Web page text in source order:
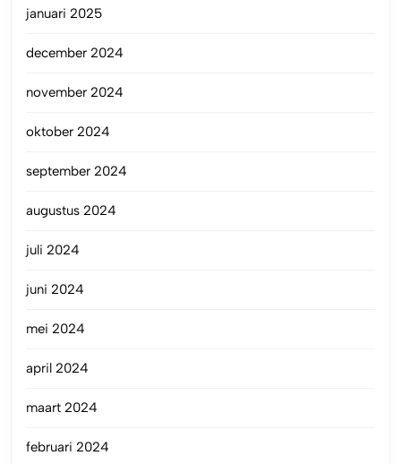
januari 2025
december 2024
november 2024
oktober 2024
september 2024
augustus 2024
juli 2024
juni 2024
mei 2024
april 2024
maart 2024
februari 2024